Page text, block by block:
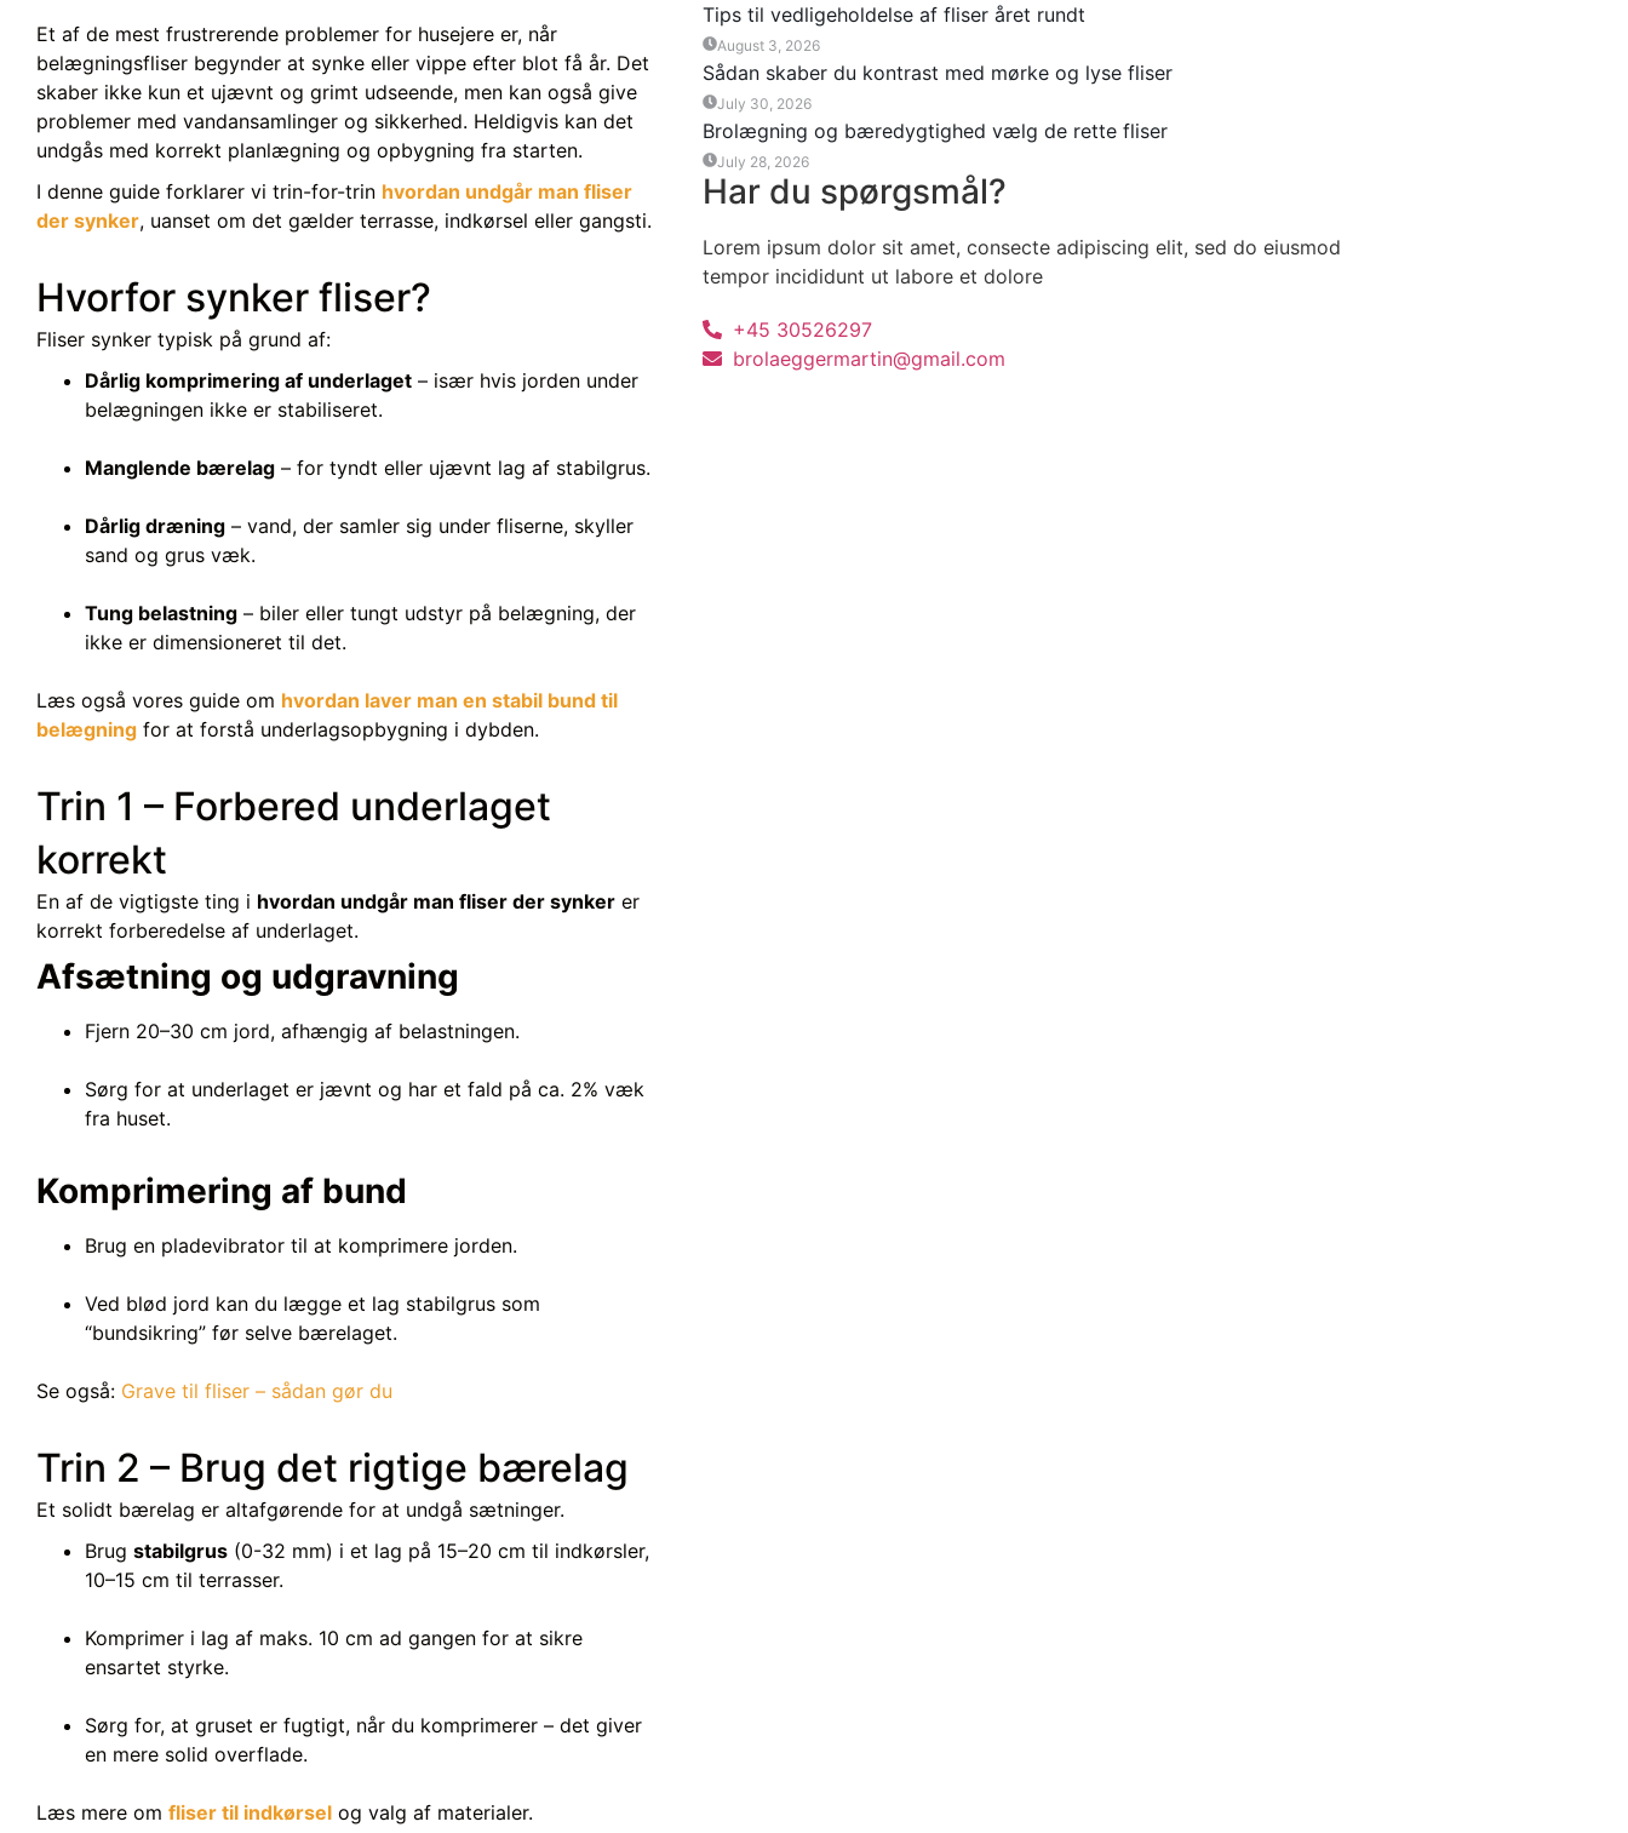
Et af de mest frustrerende problemer for husejere er, når
belægningsfliser begynder at synke eller vippe efter blot få år. Det
skaber ikke kun et ujævnt og grimt udseende, men kan også give
problemer med vandansamlinger og sikkerhed. Heldigvis kan det
undgås med korrekt planlægning og opbygning fra starten.
I denne guide forklarer vi trin-for-trin hvordan undgår man fliser
der synker, uanset om det gælder terrasse, indkørsel eller gangsti.
Hvorfor synker fliser?
Fliser synker typisk på grund af:
Dårlig komprimering af underlaget – især hvis jorden under
belægningen ikke er stabiliseret.
Manglende bærelag – for tyndt eller ujævnt lag af stabilgrus.
Dårlig dræning – vand, der samler sig under fliserne, skyller
sand og grus væk.
Tung belastning – biler eller tungt udstyr på belægning, der
ikke er dimensioneret til det.
Læs også vores guide om hvordan laver man en stabil bund til
belægning for at forstå underlagsopbygning i dybden.
Trin 1 – Forbered underlaget
korrekt
En af de vigtigste ting i hvordan undgår man fliser der synker er
korrekt forberedelse af underlaget.
Afsætning og udgravning
Fjern 20–30 cm jord, afhængig af belastningen.
Sørg for at underlaget er jævnt og har et fald på ca. 2% væk
fra huset.
Komprimering af bund
Brug en pladevibrator til at komprimere jorden.
Ved blød jord kan du lægge et lag stabilgrus som
“bundsikring” før selve bærelaget.
Se også: Grave til fliser – sådan gør du
Trin 2 – Brug det rigtige bærelag
Et solidt bærelag er altafgørende for at undgå sætninger.
Brug stabilgrus (0-32 mm) i et lag på 15–20 cm til indkørsler,
10–15 cm til terrasser.
Komprimer i lag af maks. 10 cm ad gangen for at sikre
ensartet styrke.
Sørg for, at gruset er fugtigt, når du komprimerer – det giver
en mere solid overflade.
Læs mere om fliser til indkørsel og valg af materialer.
Tips til vedligeholdelse af fliser året rundt
August 3, 2026
Sådan skaber du kontrast med mørke og lyse fliser
July 30, 2026
Brolægning og bæredygtighed vælg de rette fliser
July 28, 2026
Har du spørgsmål?
Lorem ipsum dolor sit amet, consecte adipiscing elit, sed do eiusmod
tempor incididunt ut labore et dolore
+45 30526297
brolaeggermartin@gmail.com